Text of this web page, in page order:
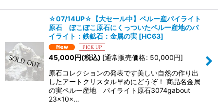
☆07/14UP☆【大セール中】ペルー産パイライト
原石 ぼこぼこ原石にくっついたペルー産地のパ
イライト：鉄鉱石：金属の実 [HC63]
45,000円(税込) [通常販売価格: 50,000円]
原石コレクションの発表です美しい自然の作り出
したアートクリスタル早めにどうぞ！ 商品名金属
の実ペルー産地 パイライト原石3074gabout
23×10×…